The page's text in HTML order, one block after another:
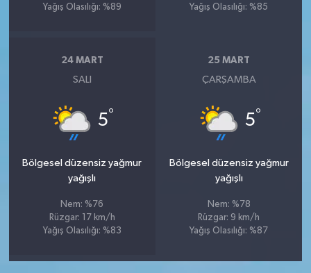
Yağış Olasılığı: %89
Yağış Olasılığı: %85
24 MART
SALI
5°
Bölgesel düzensiz yağmur
yağışlı
Nem: %76
Rüzgar: 17 km/h
Yağış Olasılığı: %83
25 MART
ÇARŞAMBA
5°
Bölgesel düzensiz yağmur
yağışlı
Nem: %78
Rüzgar: 9 km/h
Yağış Olasılığı: %87